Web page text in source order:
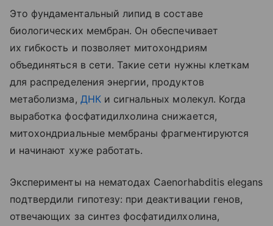
Это фундаментальный липид в составе
биологических мембран. Он обеспечивает
их гибкость и позволяет митохондриям
объединяться в сети. Такие сети нужны клеткам
для распределения энергии, продуктов
метаболизма, ДНКи сигнальных молекул. Когда
выработка фосфатидилхолина снижается,
митохондриальные мембраны фрагментируются
и начинают хуже работать.
Эксперименты на нематодах Caenorhabditis elegans
подтвердили гипотезу: при деактивации генов,
отвечающих за синтез фосфатидилхолина,